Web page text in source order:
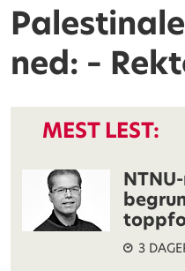
ned: –
MEST LEST:
3